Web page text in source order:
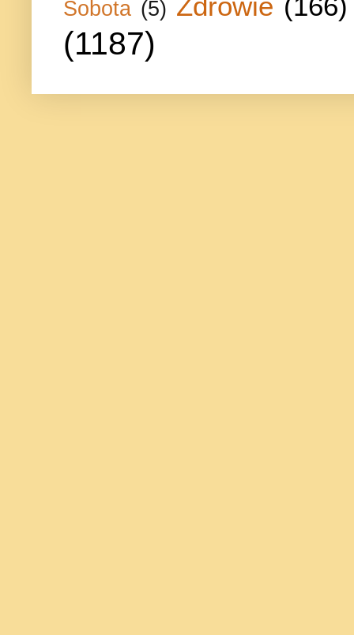
Sobota (5)
(1187)